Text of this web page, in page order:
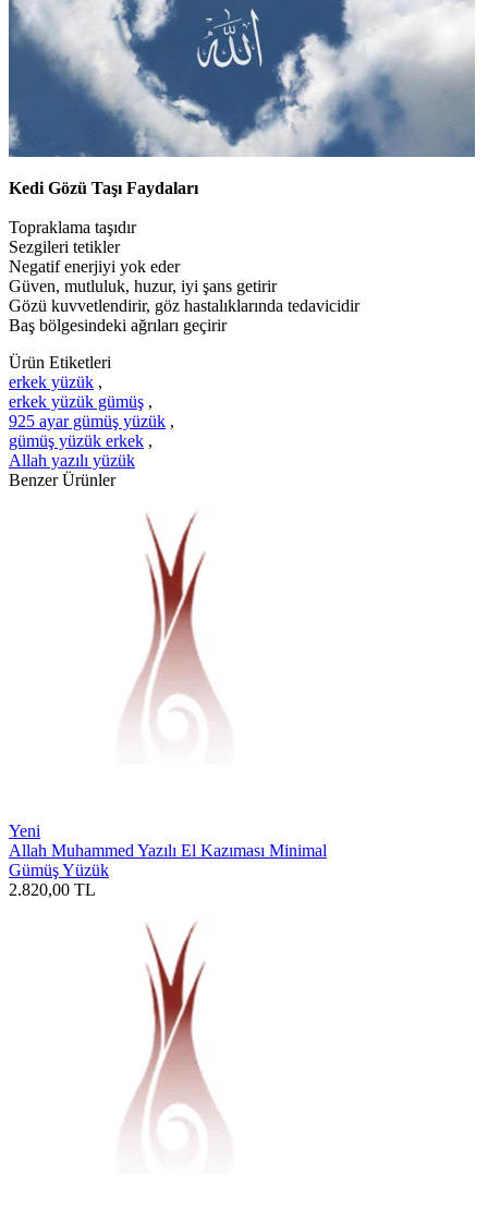
Kedi Gözü Taşı Faydaları
Topraklama taşıdır
Sezgileri tetikler
Negatif enerjiyi yok eder
Güven, mutluluk, huzur, iyi şans getirir
Gözü kuvvetlendirir, göz hastalıklarında tedavicidir
Baş bölgesindeki ağrıları geçirir
Ürün Etiketleri
erkek yüzük ,
erkek yüzük gümüş ,
925 ayar gümüş yüzük ,
gümüş yüzük erkek ,
Allah yazılı yüzük
Benzer Ürünler
Yeni
Allah Muhammed Yazılı El Kazıması Minimal
Gümüş Yüzük
2.820,00 TL